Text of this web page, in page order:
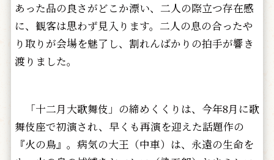
あった品の良さがどこか漂い、二人の際立つ存在感
に、観客は思わず見入ります。二人の息の合ったや
り取りが会場を魅了し、割れんばかりの拍手が響き
渡りました。
「十二月大歌舞伎」の締めくくりは、今年8月に歌
舞伎座で初演され、早くも再演を迎えた話題作の
『火の鳥』。病気の大王（中車）は、永遠の生命を